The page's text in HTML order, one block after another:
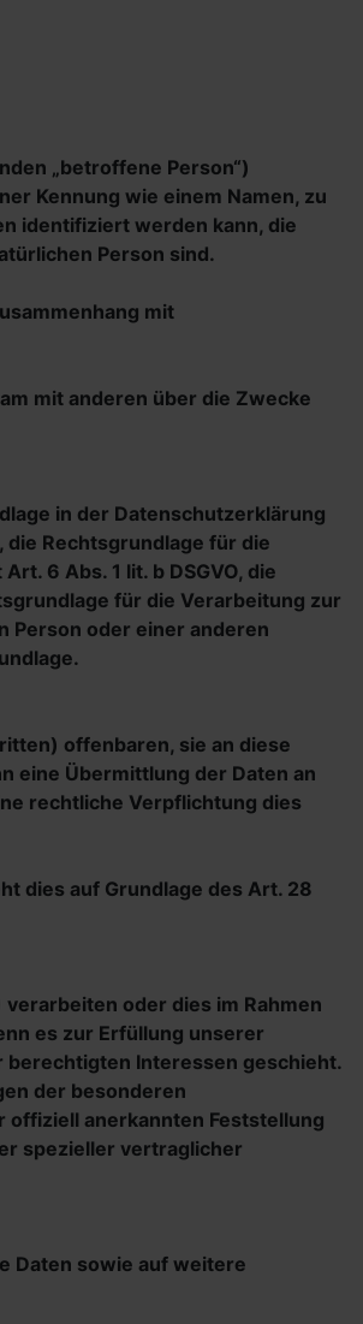
„betroffene Person“)
Kennung wie einem Namen, zu
identifiziert werden kann, die
Person sind.
mit
mit anderen über die Zwecke
in der Datenschutzerklärung
die Rechtsgrundlage für die
6 Abs. 1 lit. b DSGVO, die
für die Verarbeitung zur
Person oder einer anderen
offenbaren, sie an diese
eine Übermittlung der Daten an
rechtliche Verpflichtung dies
dies auf Grundlage des Art. 28
oder dies im Rahmen
es zur Erfüllung unserer
berechtigten Interessen geschieht.
der besonderen
offiziell anerkannten Feststellung
spezieller vertraglicher
Daten sowie auf weitere